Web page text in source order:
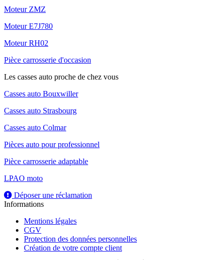
Moteur ZMZ
Moteur E7J780
Moteur RH02
Pièce carrosserie d'occasion
Les casses auto proche de chez vous
Casses auto Bouxwiller
Casses auto Strasbourg
Casses auto Colmar
Pièces auto pour professionnel
Pièce carrosserie adaptable
LPAO moto
Déposer une réclamation
Informations
Mentions légales
CGV
Protection des données personnelles
Création de votre compte client